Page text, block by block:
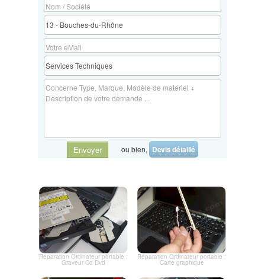
Envoyer ou bien, Devis détaillé
Réparation Ordinateur portable :
Graveur Cd Dvd
Réparation Ordinateur portable :
Carte graphique